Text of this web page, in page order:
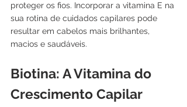
proteger os fios. Incorporar a vitamina E na
sua rotina de cuidados capilares pode
resultar em cabelos mais brilhantes,
macios e saudáveis.
Biotina: A Vitamina do
Crescimento Capilar